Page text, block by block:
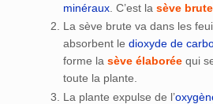
minéraux. C’est la sève brute.
La sève brute va dans les
absorbent le dioxyde de
forme la sève élaboréequi
toute la plante.
La plante expulse de l’